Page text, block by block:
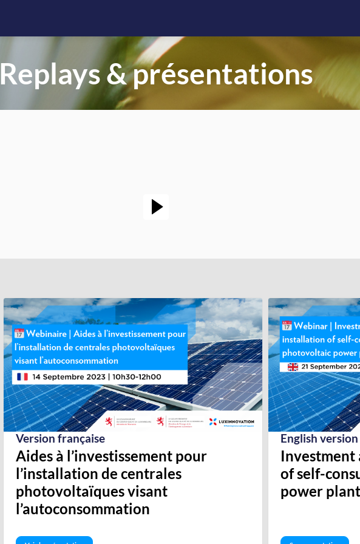
Replays & présentations
Version française
Aides à l’investissement pour
l’installation de centrales
photovoltaïques visant
l’autoconsommation
English version
of self-